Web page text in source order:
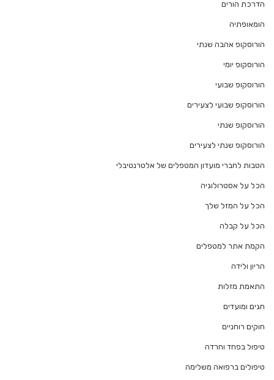
הדרכת הורים
הומאופתיה
הורוסקופ אהבה שנתי
הורוסקופ יומי
הורוסקופ שבועי
הורוסקופ שבועי לצעירים
הורוסקופ שנתי
הורוסקופ שנתי לצעירים
הטבות לחברי מועדון המטפלים של אלטרנטיבלי
הכל על אסטרולוגיה
הכל על המזל שלך
הכל על קבלה
הקמת אתר למטפלים
הריון ולידה
התאמת מזלות
חגים ומועדים
חוקים רוחניים
טיפול בפחד וחרדה
טיפולים ברפואה משלימה